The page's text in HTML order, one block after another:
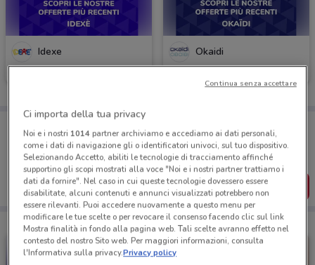
Idexe Okaidi
Porta DoveConviene sempre con te!
Puoi trovare le migliori offerte dei negozi vicino a te,
salvarle e creare la tua lista del risparmio, comodamente
dal tuo cellulare.
SCARICA L’APP
Ci importa della tua privacy
Noi e i nostri 1014partner archiviamo e accediamo ai dati personali,
come i dati di navigazione gli o identificatori univoci, sul tuo dispositivo.
Selezionando Accetto, abiliti le tecnologie di tracciamento affinché
supportino gli scopi mostrati alla voce "Noi e i nostri partner trattiamo i
dati da fornire". Nel caso in cui queste tecnologie dovessero essere
disabilitate, alcuni contenuti e annunci visualizzati potrebbero non
essere rilevanti. Puoi accedere nuovamente a questo menu per
modificare le tue scelte o per revocare il consenso facendo clic sul link
Mostra finalità in fondo alla pagina web. Tali scelte avranno effetto nel
contesto del nostro Sito web. Per maggiori informazioni, consulta
l'Informativa sulla privacy.Privacy policy
Continua senza accettare